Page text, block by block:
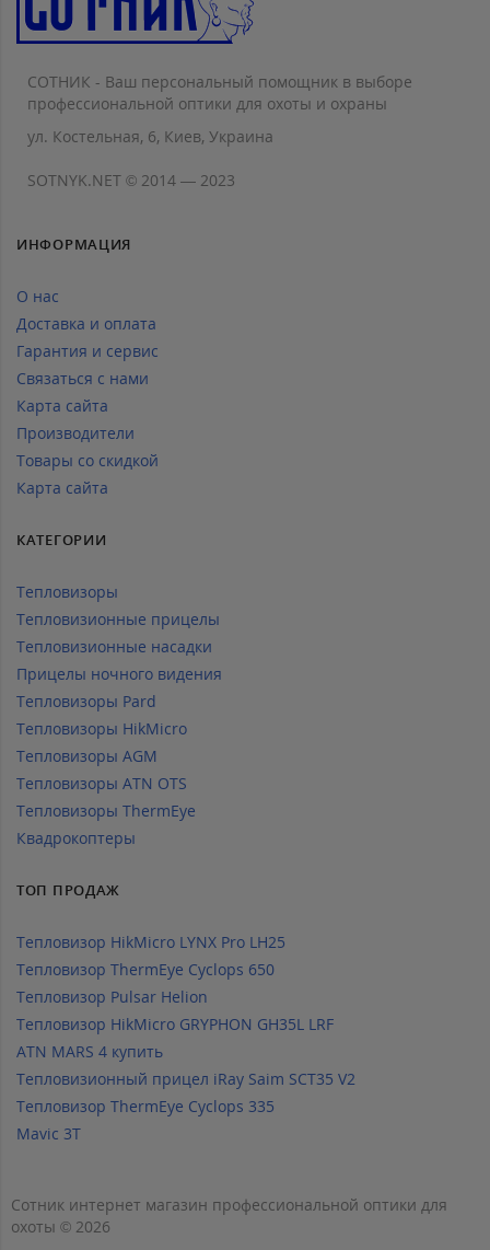
СОТНИК - Ваш персональный помощник в выборе
профессиональной оптики для охоты и охраны
ул. Костельная, 6, Киев, Украина
SOTNYK.NET © 2014 — 2023
ИНФОРМАЦИЯ
О нас
Доставка и оплата
Гарантия и сервис
Связаться с нами
Карта сайта
Производители
Товары со скидкой
Карта сайта
КАТЕГОРИИ
Тепловизоры
Тепловизионные прицелы
Тепловизионные насадки
Прицелы ночного видения
Тепловизоры Pard
Тепловизоры HikMicro
Тепловизоры AGM
Тепловизоры ATN OTS
Тепловизоры ThermEye
Квадрокоптеры
ТОП ПРОДАЖ
Тепловизор HikMicro LYNX Pro LH25
Тепловизор ThermEye Cyclops 650
Тепловизор Pulsar Helion
Тепловизор HikMicro GRYPHON GH35L LRF
ATN MARS 4 купить
Тепловизионный прицел iRay Saim SCT35 V2
Тепловизор ThermEye Cyclops 335
Mavic 3T
Сотник интернет магазин профессиональной оптики для
охоты © 2026